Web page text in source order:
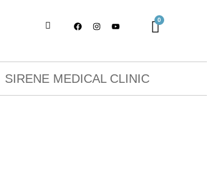
SIRENE MEDICAL CLINIC